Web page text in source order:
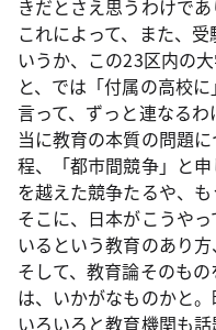
きだとさえ思うわけであ
これによって、また、
いうか、この23区内の
と、では「付属の高校
言って、ずっと連なる
当に教育の本質の問題
程、「都市間競争」と
を越えた競争たるや、
そこに、日本がこうや
いるという教育のあり方
そして、教育論そのも
は、いかがなものかと
いろいろと教育機関も